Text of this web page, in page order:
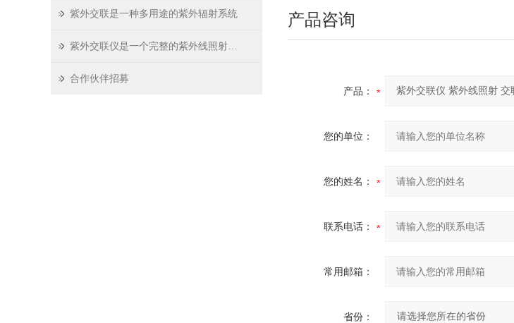
紫外交联是一种多用途的紫外辐射系统
合作伙伴招募
产品咨询
产品：
您的单位：
您的姓名：
联系电话：
常用邮箱：
省份：